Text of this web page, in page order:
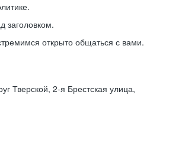
заголовком.
открыто общаться с вами.
Тверской, 2-я Брестская улица,